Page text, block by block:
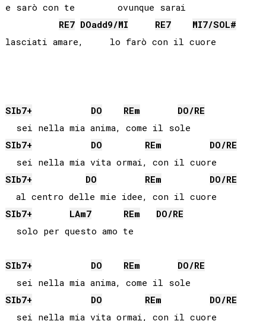
e sarò con te        ovunque sarai
RE7 DOadd9/MI RE7 MI7/SOL#
lasciati amare,     lo farò con il cuore
SIb7+ DO REm DO/RE
SIb7+ DO REm DO/RE
SIb7+ DO REm DO/RE
SIb7+ LAm7 REm DO/RE
  solo per questo amo te
SIb7+ DO REm DO/RE
SIb7+ DO REm DO/RE